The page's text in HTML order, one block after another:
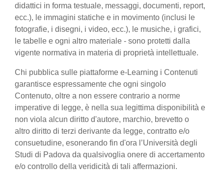
didattici in forma testuale, messaggi, documenti, report,
ecc.), le immagini statiche e in movimento (inclusi le
fotografie, i disegni, i video, ecc.), le musiche, i grafici,
le tabelle e ogni altro materiale - sono protetti dalla
vigente normativa in materia di proprietà intellettuale.
Chi pubblica sulle piattaforme e-Learning i Contenuti
garantisce espressamente che ogni singolo
Contenuto, oltre a non essere contrario a norme
imperative di legge, è nella sua legittima disponibilità e
non viola alcun diritto d'autore, marchio, brevetto o
altro diritto di terzi derivante da legge, contratto e/o
consuetudine, esonerando fin d'ora l’Università degli
Studi di Padova da qualsivoglia onere di accertamento
e/o controllo della veridicità di tali affermazioni.